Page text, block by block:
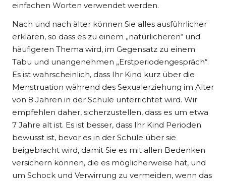
einfachen Worten verwendet werden.
Nach und nach älter können Sie alles ausführlicher
erklären, so dass es zu einem „natürlicheren“ und
häufigeren Thema wird, im Gegensatz zu einem
Tabu und unangenehmen „Erstperiodengespräch“.
Es ist wahrscheinlich, dass Ihr Kind kurz über die
Menstruation während des Sexualerziehung im Alter
von 8 Jahren in der Schule unterrichtet wird. Wir
empfehlen daher, sicherzustellen, dass es um etwa
7 Jahre alt ist. Es ist besser, dass Ihr Kind Perioden
bewusst ist, bevor es in der Schule über sie
beigebracht wird, damit Sie es mit allen Bedenken
versichern können, die es möglicherweise hat, und
um Schock und Verwirrung zu vermeiden, wenn das